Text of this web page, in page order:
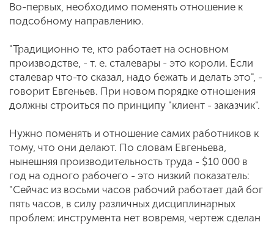
Во-первых, необходимо поменять отношение к
подсобному направлению.
"Традиционно те, кто работает на основном
производстве, - т. е. сталевары - это короли. Если
сталевар что-то сказал, надо бежать и делать это", -
говорит Евгеньев. При новом порядке отношения
должны строиться по принципу "клиент - заказчик".
Нужно поменять и отношение самих работников к
тому, что они делают. По словам Евгеньева,
нынешняя производительность труда - $10 000 в
год на одного рабочего - это низкий показатель:
"Сейчас из восьми часов рабочий работает дай бог
пять часов, в силу различных дисциплинарных
проблем: инструмента нет вовремя, чертеж сделан